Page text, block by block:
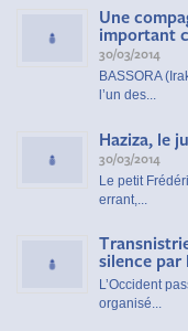
Une
important
30/03/2014
BASSORA
l’un des...
Haziza, le
30/03/2014
Le petit
errant,...
silence par
L’Occident
organisé...